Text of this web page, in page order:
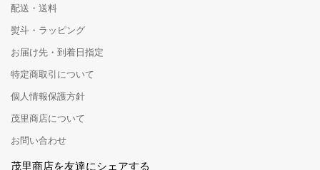
配送・送料
熨斗・ラッピング
お届け先・到着日指定
特定商取引について
個人情報保護方針
茂里商店について
お問い合わせ
茂里商店を友達にシェアする